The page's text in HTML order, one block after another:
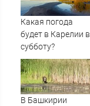
Какая погода
будет в Карелии в
субботу?
В Башкирии